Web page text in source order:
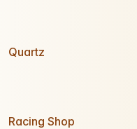
Quartz
Racing Shop